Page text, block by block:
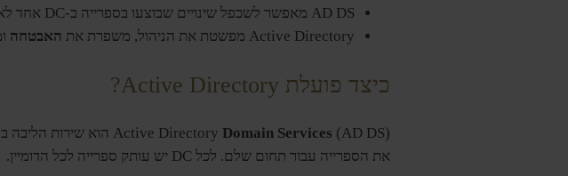
AD DS מאפשר לשכפל שינויים שבוצעו בספרייה ב-DC אחד לאחרות בדומיין.
Active Directory מפשטת את הניהול, משפרת את
האבטחה
כיצד פועלת Active Directory?
Active Directory Domain Services (AD DS) הוא שירות הליבה ב-Active Directory. הוא פועל על
את הספרייה עבור תחום שלם. לכל DC יש עותק ספרייה לכל הדומיין.